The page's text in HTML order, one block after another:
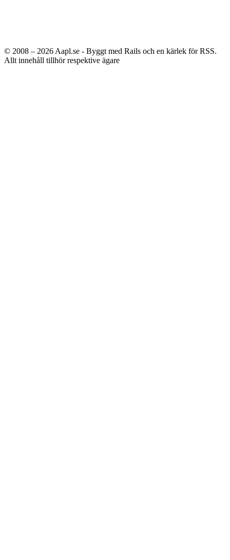
© 2008 – 2026 Aapl.se - Byggt med Rails och en kärlek för RSS.
Allt innehåll tillhör respektive ägare